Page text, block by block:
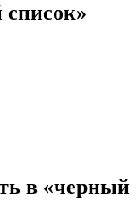
в «черный